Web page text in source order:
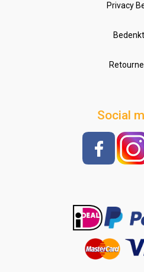
Privacy
Social